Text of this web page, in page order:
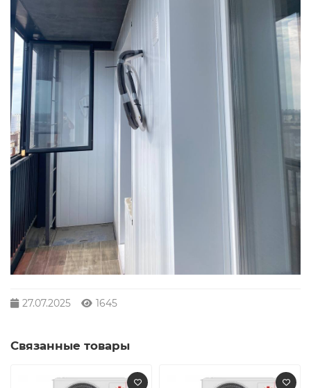
27.07.2025 1645
Связанные товары